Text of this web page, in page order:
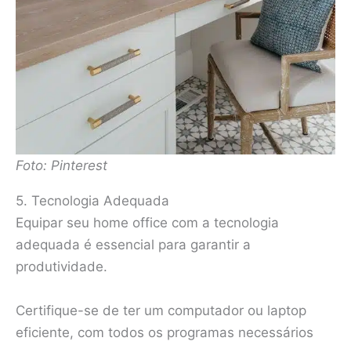
Foto: Pinterest
5. Tecnologia Adequada
Equipar seu home office com a tecnologia
adequada é essencial para garantir a
produtividade.
Certifique-se de ter um computador ou laptop
eficiente, com todos os programas necessários